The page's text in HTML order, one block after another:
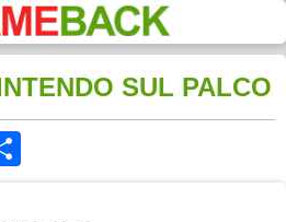
SUL PALCO